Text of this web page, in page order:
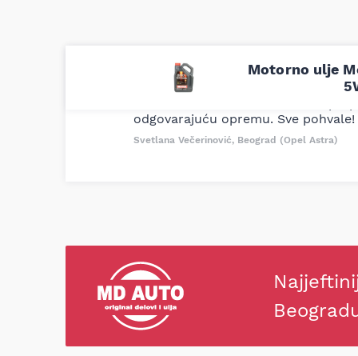
Motorno ulje
Uporedila sam sve moguće online
definitivno najbolje cene su ovde.
odgovarajuću opremu. Sve pohvale!
Svetlana Večerinović, Beograd (Opel Astra)